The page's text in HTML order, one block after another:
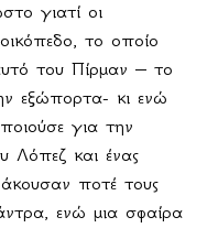
γιατί οι
το οποίο
του Πίρμαν – το
εξώπορτα- κι ενώ
για την
Λόπεζ και ένας
ποτέ τους
ενώ μια σφαίρα